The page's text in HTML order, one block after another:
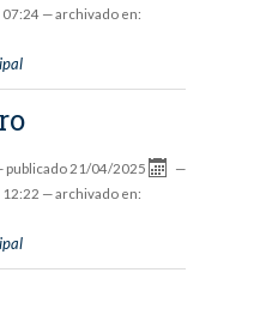
— archivado en:
publicado 21/04/2025
—
— archivado en: